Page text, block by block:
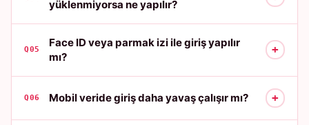
yüklenmiyorsa ne yapılır?
Q05
Face ID veya parmak izi ile giriş yapılır
mı?
+
Q06 Mobil veride giriş daha yavaş çalışır mı? +